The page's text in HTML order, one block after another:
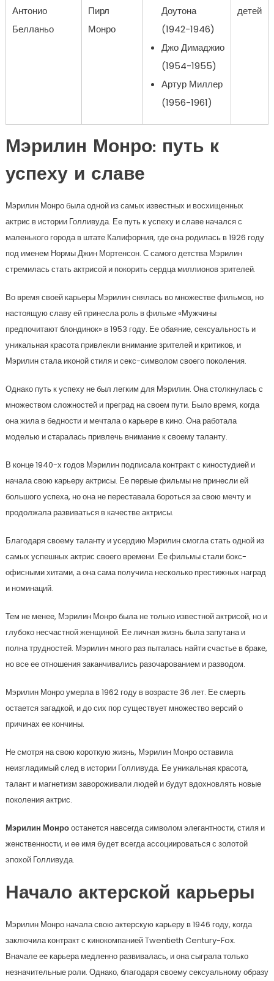
Антонио
Белланьо
Пирл
Монро
Доутона
(1942-1946)
Джо Димаджио
(1954-1955)
Артур Миллер
(1956-1961)
детей
Мэрилин Монро: путь к
успеху и славе
Мэрилин Монро была одной из самых известных и восхищенных
актрис в истории Голливуда. Ее путь к успеху и славе начался с
маленького города в штате Калифорния, где она родилась в 1926 году
под именем Нормы Джин Мортенсон. С самого детства Мэрилин
стремилась стать актрисой и покорить сердца миллионов зрителей.
Во время своей карьеры Мэрилин снялась во множестве фильмов, но
настоящую славу ей принесла роль в фильме «Мужчины
предпочитают блондинок» в 1953 году. Ее обаяние, сексуальность и
уникальная красота привлекли внимание зрителей и критиков, и
Мэрилин стала иконой стиля и секс-символом своего поколения.
Однако путь к успеху не был легким для Мэрилин. Она столкнулась с
множеством сложностей и преград на своем пути. Было время, когда
она жила в бедности и мечтала о карьере в кино. Она работала
моделью и старалась привлечь внимание к своему таланту.
В конце 1940-х годов Мэрилин подписала контракт с киностудией и
начала свою карьеру актрисы. Ее первые фильмы не принесли ей
большого успеха, но она не переставала бороться за свою мечту и
продолжала развиваться в качестве актрисы.
Благодаря своему таланту и усердию Мэрилин смогла стать одной из
самых успешных актрис своего времени. Ее фильмы стали бокс-
офисными хитами, а она сама получила несколько престижных наград
и номинаций.
Тем не менее, Мэрилин Монро была не только известной актрисой, но и
глубоко несчастной женщиной. Ее личная жизнь была запутана и
полна трудностей. Мэрилин много раз пыталась найти счастье в браке,
но все ее отношения заканчивались разочарованием и разводом.
Мэрилин Монро умерла в 1962 году в возрасте 36 лет. Ее смерть
остается загадкой, и до сих пор существует множество версий о
причинах ее кончины.
Не смотря на свою короткую жизнь, Мэрилин Монро оставила
неизгладимый след в истории Голливуда. Ее уникальная красота,
талант и магнетизм завороживали людей и будут вдохновлять новые
поколения актрис.
Мэрилин Монроостанется навсегда символом элегантности, стиля и
женственности, и ее имя будет всегда ассоциироваться с золотой
эпохой Голливуда.
Начало актерской карьеры
Мэрилин Монро начала свою актерскую карьеру в 1946 году, когда
заключила контракт с кинокомпанией Twentieth Century-Fox.
Вначале ее карьера медленно развивалась, и она сыграла только
незначительные роли. Однако, благодаря своему сексуальному образу